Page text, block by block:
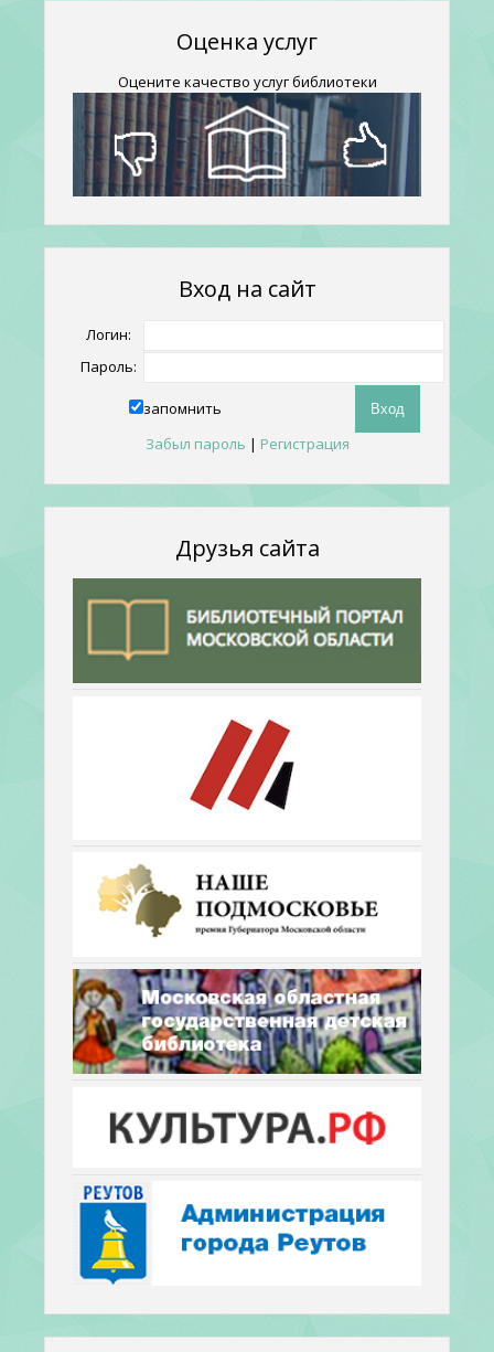
Оценка услуг
Оцените качество услуг библиотеки
Вход на сайт
Логин:
Пароль:
запомнить
Забыл пароль | Регистрация
Друзья сайта